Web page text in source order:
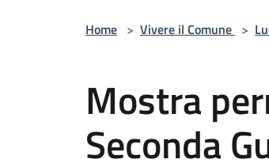
Home > Vivere il Comune >
Mostra
Seconda